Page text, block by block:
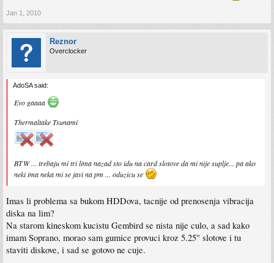
Jan 1, 2010
Reznor
Overclocker
AdoSA said:
Evo gaaaa
Thermaltake Tsunami
BTW ... trebaju mi tri lima nazad sto idu na card slotove da mi nije suplje... pa ako
neki ima neka mi se javi na pm ... oduzicu se
Imas li problema sa bukom HDDova, tacnije od prenosenja vibracija
diska na lim?
Na starom kineskom kucistu Gembird se nista nije culo, a sad kako
imam Soprano, morao sam gumice provuci kroz 5.25" slotove i tu
staviti diskove, i sad se gotovo ne cuje.